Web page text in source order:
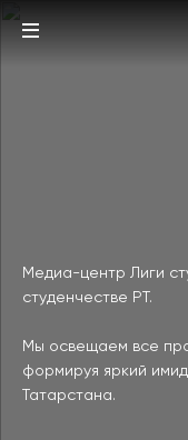
Медиа-центр Лиги
студенчестве РТ.
Мы освещаем все
формируя яркий
Татарстана.